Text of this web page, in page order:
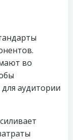
во
аудитории